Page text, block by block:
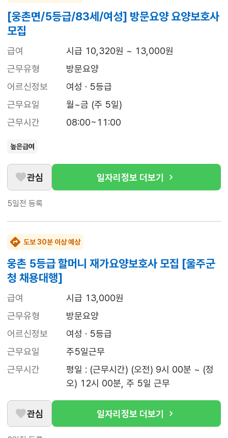
[웅촌면/5등급/83세/여성] 방문요양 요양보호사
모집
급여
시급 10,320원 ~ 13,000원
근무유형
방문요양
어르신정보
여성 · 5등급
근무요일
월~금 (주 5일)
근무시간
08:00~11:00
높은급여
관심 일자리정보 더보기
5일전 등록
도보 30분 이상 예상
웅촌 5등급 할머니 재가요양보호사 모집 [울주군
청 채용대행]
급여
시급 13,000원
근무유형
방문요양
어르신정보
여성 · 5등급
근무요일
주5일근무
근무시간
평일 : (근무시간) (오전) 9시 00분 ~ (정
오) 12시 00분, 주 5일 근무
관심 일자리정보 더보기